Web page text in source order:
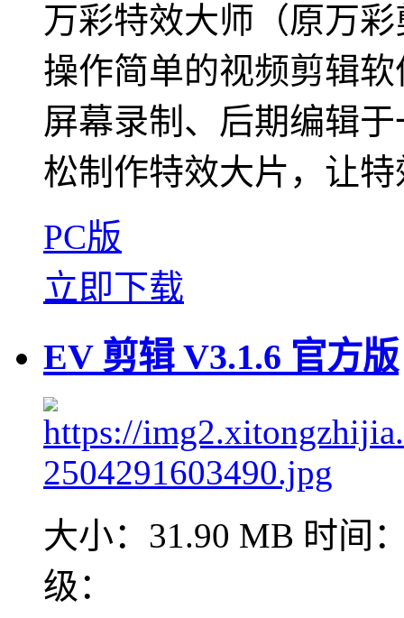
万彩特效大师（原万
操作简单的视频剪辑
屏幕录制、后期编辑
松制作特效大片，让
PC版
立即下载
EV 剪辑 V3.1.6 官方版
大小：31.90 MB 时间
级：